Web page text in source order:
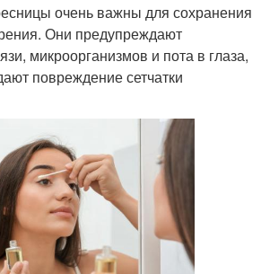
очень важны для сохранения
Они предупреждают
микроорганизмов и пота в глаза,
повреждение сетчатки